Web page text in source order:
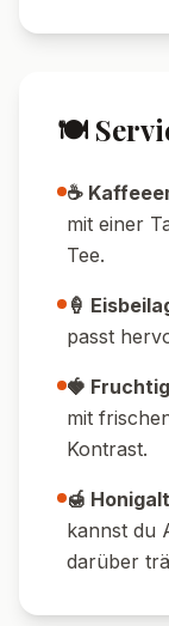
🍽️
☕
mit einer
Tee.
🍦
passt
🍓
mit
Kontrast.
🍯
kannst du
darüber